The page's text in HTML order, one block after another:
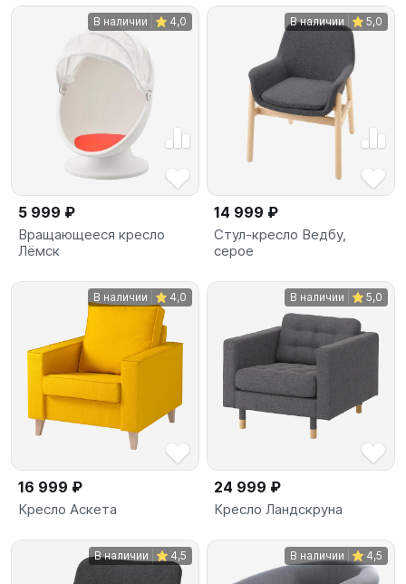
В наличии 4,0
5 999 ₽
Вращающееся кресло
Лёмск
В наличии 5,0
14 999 ₽
Стул-кресло Ведбу,
серое
В наличии 4,0
16 999 ₽
Кресло Аскета
В наличии 5,0
24 999 ₽
Кресло Ландскруна
В наличии 4,5 В наличии 4,5